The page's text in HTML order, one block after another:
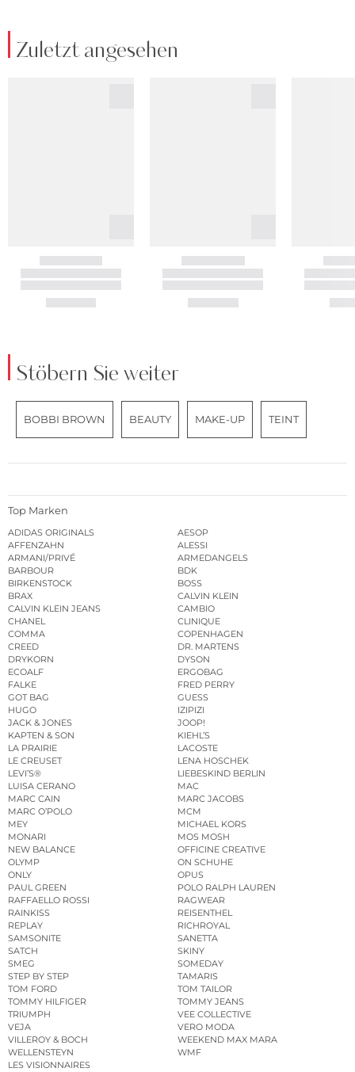
Zuletzt angesehen
Stöbern Sie weiter
BOBBI BROWN BEAUTY MAKE-UP TEINT
Top Marken
ADIDAS ORIGINALS
AESOP
AFFENZAHN
ALESSI
ARMANI/PRIVÉ
ARMEDANGELS
BARBOUR
BDK
BIRKENSTOCK
BOSS
BRAX
CALVIN KLEIN
CALVIN KLEIN JEANS
CAMBIO
CHANEL
CLINIQUE
COMMA
COPENHAGEN
CREED
DR. MARTENS
DRYKORN
DYSON
ECOALF
ERGOBAG
FALKE
FRED PERRY
GOT BAG
GUESS
HUGO
IZIPIZI
JACK & JONES
JOOP!
KAPTEN & SON
KIEHL’S
LA PRAIRIE
LACOSTE
LE CREUSET
LENA HOSCHEK
LEVI’S®
LIEBESKIND BERLIN
LUISA CERANO
MAC
MARC CAIN
MARC JACOBS
MARC O’POLO
MCM
MEY
MICHAEL KORS
MONARI
MOS MOSH
NEW BALANCE
OFFICINE CREATIVE
OLYMP
ON SCHUHE
ONLY
OPUS
PAUL GREEN
POLO RALPH LAUREN
RAFFAELLO ROSSI
RAGWEAR
RAINKISS
REISENTHEL
REPLAY
RICHROYAL
SAMSONITE
SANETTA
SATCH
SKINY
SMEG
SOMEDAY
STEP BY STEP
TAMARIS
TOM FORD
TOM TAILOR
TOMMY HILFIGER
TOMMY JEANS
TRIUMPH
VEE COLLECTIVE
VEJA
VERO MODA
VILLEROY & BOCH
WEEKEND MAX MARA
WELLENSTEYN
WMF
LES VISIONNAIRES